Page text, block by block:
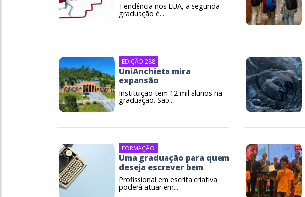
Tendência nos EUA, a segunda
graduação é...
EDIÇÃO 288
UniAnchieta mira
expansão
Instituição tem 12 mil alunos na
graduação. São...
FORMAÇÃO
Uma graduação para quem
deseja escrever bem
Profissional em escrita criativa
poderá atuar em...